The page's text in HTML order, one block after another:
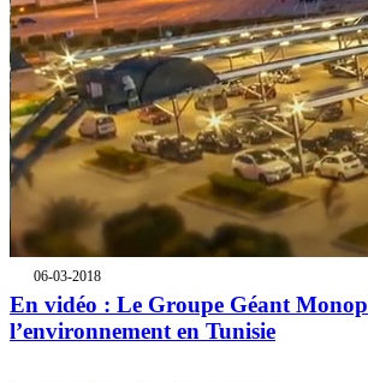
06-03-2018
En vidéo : Le Groupe Géant
l’environnement en Tunisie